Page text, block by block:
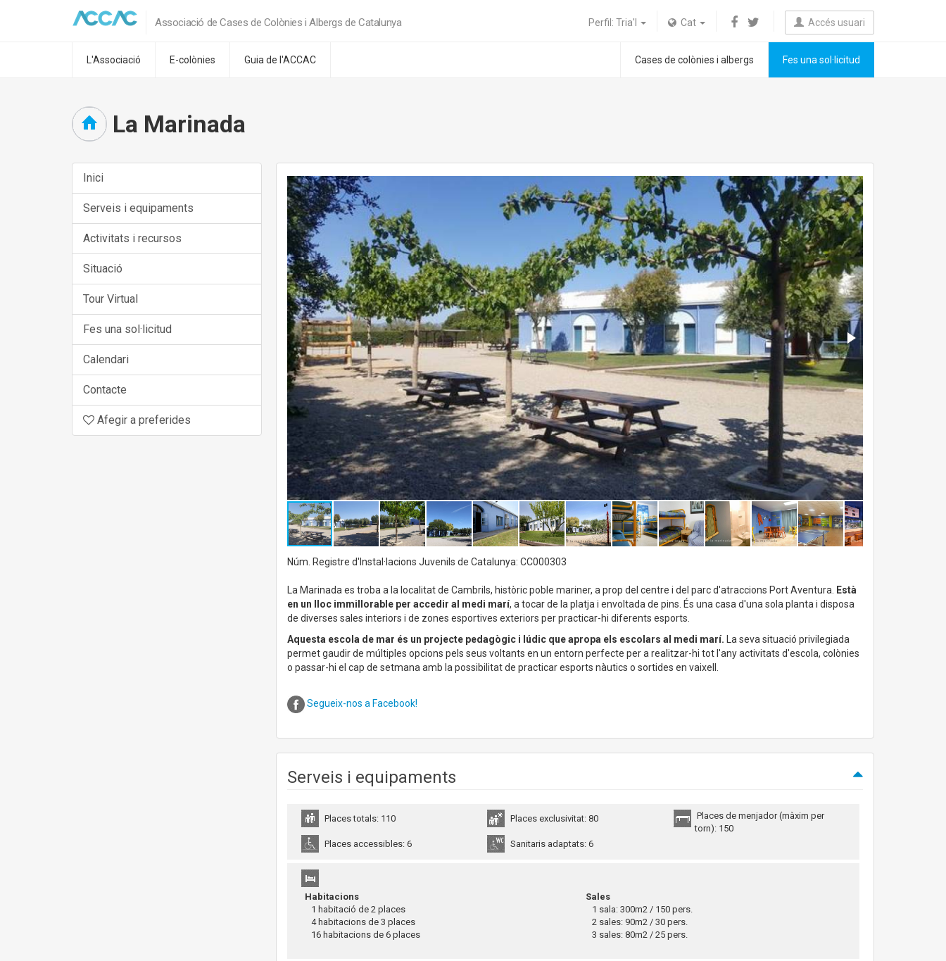
Associació de Cases de Colònies i Albergs de Catalunya Accés usuari
Cat
Perfil: Tria'l
L'Associació E-colònies Guia de l'ACCAC Fes una sol·licitud
Cases de colònies i albergs
La Marinada
Inici
Serveis i equipaments
Activitats i recursos
Situació
Tour Virtual
Fes una sol·licitud
Calendari
Contacte
Afegir a preferides
Núm. Registre d'Instal·lacions Juvenils de Catalunya: CC000303
La Marinada es troba a la localitat de Cambrils, històric poble mariner, a prop del centre i del parc d'atraccions Port Aventura.
Està
en un lloc immillorable per accedir al medi marí, a tocar de la platja i envoltada de pins. És una casa d'una sola planta i disposa
de diverses sales interiors i de zones esportives exteriors per practicar-hi diferents esports.
Aquesta escola de mar és un projecte pedagògic i lúdic que apropa els escolars al medi marí. La seva situació privilegiada
permet gaudir de múltiples opcions pels seus voltants en un entorn perfecte per a realitzar-hi tot l'any activitats d'escola, colònies
o passar-hi el cap de setmana amb la possibilitat de practicar esports nàutics o sortides en vaixell.
Segueix-nos a Facebook!
Serveis i equipaments
Places totals: 110 Places exclusivitat: 80
Places de menjador (màxim per
torn): 150
Places accessibles: 6
Sanitaris adaptats: 6
Habitacions
1 habitació de 2 places
4 habitacions de 3 places
16 habitacions de 6 places
Sales
1 sala: 300m2 / 150 pers.
2 sales: 90m2 / 30 pers.
3 sales: 80m2 / 25 pers.